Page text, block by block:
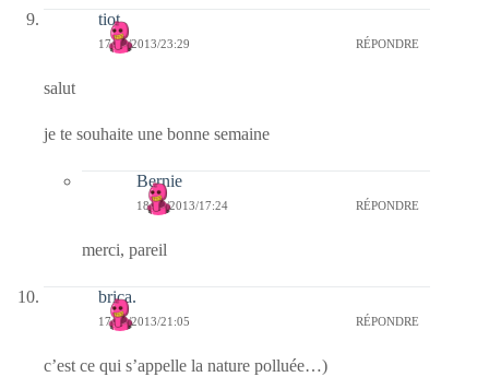
tiot
17/06/2013/23:29 RÉPONDRE
salut
je te souhaite une bonne semaine
Bernie
18/06/2013/17:24 RÉPONDRE
merci, pareil
brica.
17/06/2013/21:05 RÉPONDRE
c’est ce qui s’appelle la nature polluée…)